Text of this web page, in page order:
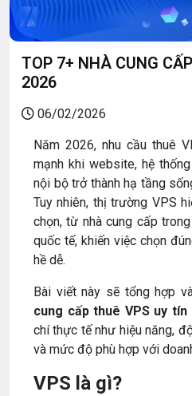
TOP 7+ NHÀ CUNG
2026
06/02/2026
Năm 2026, nhu cầu thuê
mạnh khi website, hệ
nội bộ trở thành hạ tầng
Tuy nhiên, thị trường VPS
chọn, từ nhà cung cấp
quốc tế, khiến việc chọn
hề dễ.
Bài viết này sẽ tổng hợp
cung cấp thuê VPS uy tín
chí thực tế như hiệu năng,
và mức độ phù hợp với
VPS là gì?